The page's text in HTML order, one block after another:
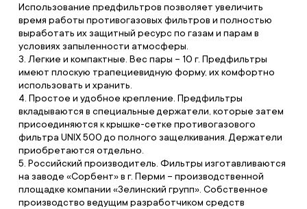
Использование предфильтров позволяет увеличить
время работы противогазовых фильтров и полностью
выработать их защитный ресурс по газам и парам в
условиях запыленности атмосферы.
3. Легкие и компактные. Вес пары – 10 г. Предфильтры
имеют плоскую трапециевидную форму, их комфортно
использовать и хранить.
4. Простое и удобное крепление. Предфильтры
вкладываются в специальные держатели, которые затем
присоединяются к крышке-сетке противогазового
фильтра UNIX 500 до полного защелкивания. Держатели
приобретаются отдельно.
5. Российский производитель. Фильтры изготавливаются
на заводе «Сорбент» в г. Перми – производственной
площадке компании «Зелинский групп». Собственное
производство ведущим разработчиком средств